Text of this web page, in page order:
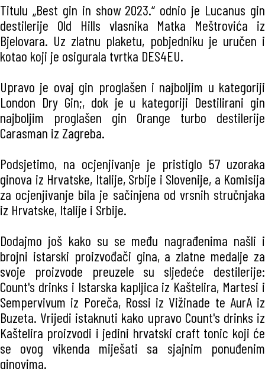
Titulu „Best gin in show 2023.“ odnio je Lucanus gin
destilerije Old Hills vlasnika Matka Meštrovića iz
Bjelovara. Uz zlatnu plaketu, pobjedniku je uručen i
kotao koji je osigurala tvrtka DES4EU.
Upravo je ovaj gin proglašen i najboljim u kategoriji
London Dry Gin;, dok je u kategoriji Destilirani gin
najboljim proglašen gin Orange turbo destilerije
Carasman iz Zagreba.
Podsjetimo, na ocjenjivanje je pristiglo 57 uzoraka
ginova iz Hrvatske, Italije, Srbije i Slovenije, a Komisija
za ocjenjivanje bila je sačinjena od vrsnih stručnjaka
iz Hrvatske, Italije i Srbije.
Dodajmo još kako su se među nagrađenima našli i
brojni istarski proizvođači gina, a zlatne medalje za
svoje proizvode preuzele su sljedeće destilerije:
Count's drinks i Istarska kapljica iz Kaštelira, Martesi i
Sempervivum iz Poreča, Rossi iz Vižinade te AurA iz
Buzeta. Vrijedi istaknuti kako upravo Count's drinks iz
Kaštelira proizvodi i jedini hrvatski craft tonic koji će
se ovog vikenda miješati sa sjajnim ponuđenim
ginovima.